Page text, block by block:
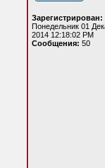
Зарегистрирован:
Понедельник 01
2014 12:18:02 PM
Сообщения: 50